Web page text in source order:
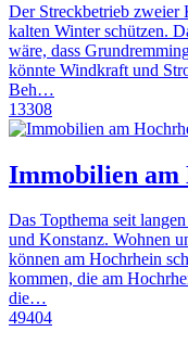
Der Streckbetrieb
kalten Winter schützen.
wäre, dass
könnte Windkraft und
Beh…
13308
Immobilien am
Das Topthema seit
und Konstanz. Wohnen
können am Hochrhein
kommen, die am
die…
49404